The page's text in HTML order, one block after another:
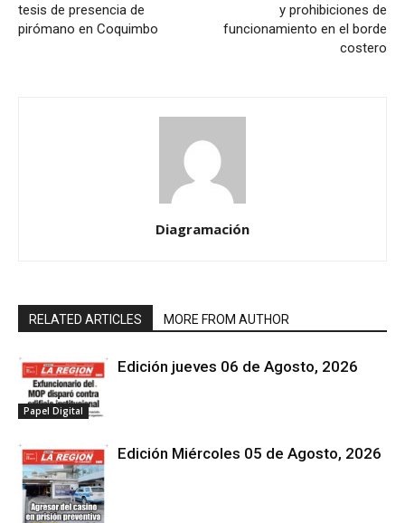
tesis de presencia de
pirómano en Coquimbo
y prohibiciones de
funcionamiento en el borde
costero
Diagramación
RELATED ARTICLES MORE FROM AUTHOR
Papel Digital
Edición jueves 06 de Agosto, 2026
Edición Miércoles 05 de Agosto, 2026